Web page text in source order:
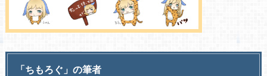
「ちもろぐ」の筆者